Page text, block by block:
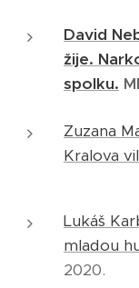
David
žije.
spolku.
Zuzana
Kralova
Lukáš
mladou
2020.